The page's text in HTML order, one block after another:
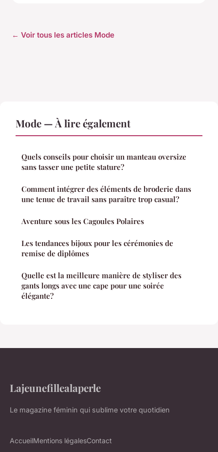
← Voir tous les articles Mode
Mode — À lire également
Quels conseils pour choisir un manteau oversize
sans tasser une petite stature?
Comment intégrer des éléments de broderie dans
une tenue de travail sans paraître trop casual?
Aventure sous les Cagoules Polaires
Les tendances bijoux pour les cérémonies de
remise de diplômes
Quelle est la meilleure manière de styliser des
gants longs avec une cape pour une soirée
élégante?
Lajeunefillealaperle
Le magazine féminin qui sublime votre quotidien
AccueilMentions légalesContact